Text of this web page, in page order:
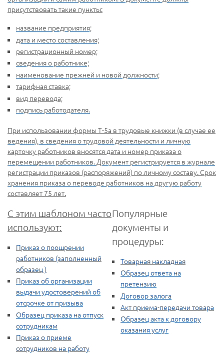
присутствовать такие пункты:
название предприятия;
дата и место составления;
регистрационный номер;
сведения о работнике;
наименование прежней и новой должности;
тарифная ставка;
вид перевода;
подпись работодателя.
При использовании формы Т-5а в трудовые книжки (в случае ее
ведения), в сведения о трудовой деятельности и личную
карточку работников вносятся дата и номер приказа о
перемещении работников. Документ регистрируется в журнале
регистрации приказов (распоряжений) по личному составу. Срок
хранения приказа о переводе работников на другую работу
составляет 75 лет.
С этим шаблоном часто
используют:
Приказ о поощрении
работников (заполненный
образец )
Приказ об организации
выдачи удостоверений об
отсрочке от призыва
Образец приказа на отпуск
сотрудникам
Приказ о приеме
сотрудников на работу
Популярные
документы и
процедуры:
Товарная накладная
Образец ответа на
претензию
Договор залога
Акт приема-передачи товара
Образец акта к договору
оказания услуг